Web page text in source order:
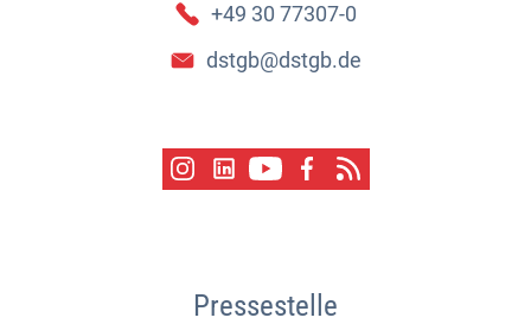
+49 30 77307-0
dstgb@dstgb.de
Pressestelle